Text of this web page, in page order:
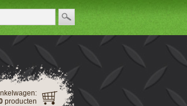
producten